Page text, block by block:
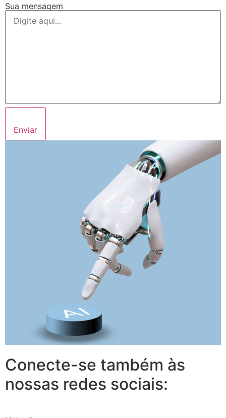
Sua mensagem
Enviar
Conecte-se também às
nossas redes sociais: